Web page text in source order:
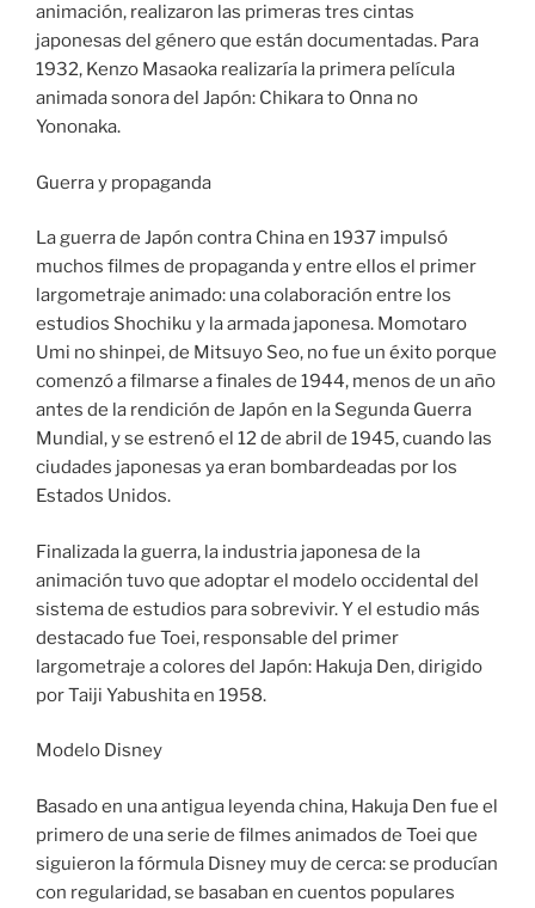
animación, realizaron las primeras tres cintas
japonesas del género que están documentadas. Para
1932, Kenzo Masaoka realizaría la primera película
animada sonora del Japón: Chikara to Onna no
Yononaka.
Guerra y propaganda
La guerra de Japón contra China en 1937 impulsó
muchos filmes de propaganda y entre ellos el primer
largometraje animado: una colaboración entre los
estudios Shochiku y la armada japonesa. Momotaro
Umi no shinpei, de Mitsuyo Seo, no fue un éxito porque
comenzó a filmarse a finales de 1944, menos de un año
antes de la rendición de Japón en la Segunda Guerra
Mundial, y se estrenó el 12 de abril de 1945, cuando las
ciudades japonesas ya eran bombardeadas por los
Estados Unidos.
Finalizada la guerra, la industria japonesa de la
animación tuvo que adoptar el modelo occidental del
sistema de estudios para sobrevivir. Y el estudio más
destacado fue Toei, responsable del primer
largometraje a colores del Japón: Hakuja Den, dirigido
por Taiji Yabushita en 1958.
Modelo Disney
Basado en una antigua leyenda china, Hakuja Den fue el
primero de una serie de filmes animados de Toei que
siguieron la fórmula Disney muy de cerca: se producían
con regularidad, se basaban en cuentos populares